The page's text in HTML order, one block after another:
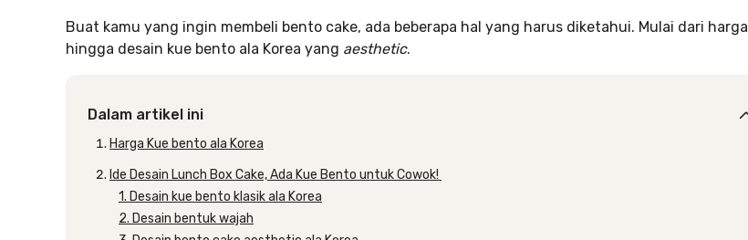
Buat kamu yang ingin membeli bento cake, ada beberapa hal yang harus diketahui. Mulai dari harga
hingga desain kue bento ala Korea yang aesthetic.
Dalam artikel ini
Harga Kue bento ala Korea
Ide Desain Lunch Box Cake, Ada Kue Bento untuk Cowok!
1. Desain kue bento klasik ala Korea
2. Desain bentuk wajah